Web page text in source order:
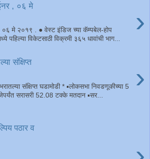
, ०६ मे
›
०६ मे २०१९ . ● वेस्ट इंडिज च्या कॅम्पबेल-होप
विकेटसाठी विक्रमी ३६५ धावांची भाग...
संक्षिप्त
›
संक्षिप्त घडामोडी * ▪लोकसभा निवडणूकीच्या 5
सरासरी 52.08 टक्के मतदान ▪सर...
पठार व